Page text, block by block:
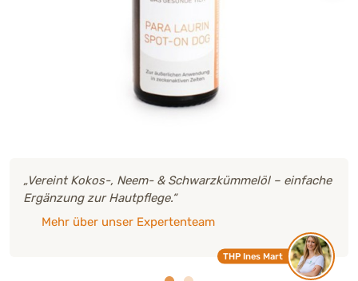
„Vereint Kokos-, Neem- & Schwarzkümmelöl – einfache
Ergänzung zur Hautpflege.“
Mehr über unser Expertenteam
THP Ines Mart